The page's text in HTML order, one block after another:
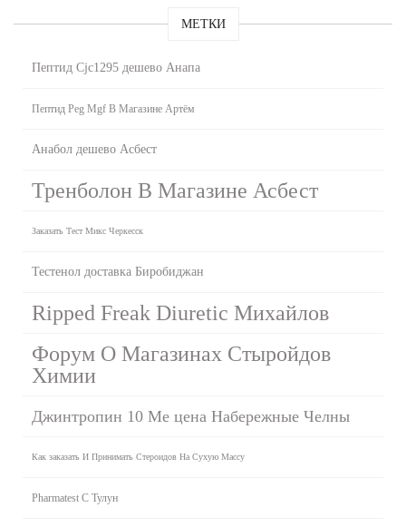
МЕТКИ
Пептид Cjc1295 дешево Анапа
Пептид Peg Mgf В Магазине Артём
Анабол дешево Асбест
Тренболон В Магазине Асбест
Заказать Тест Микс Черкесск
Тестенол доставка Биробиджан
Ripped Freak Diuretic Михайлов
Форум О Магазинах Стыройдов
Химии
Джинтропин 10 Ме цена Набережные Челны
Как заказать И Принимать Стероидов На Сухую Массу
Pharmatest C Тулун